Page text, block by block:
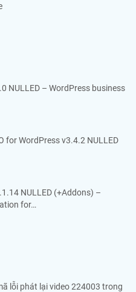
NULLED – WordPress business
for WordPress v3.4.2 NULLED
NULLED (+Addons) –
for…
lỗi phát lại video 224003 trong